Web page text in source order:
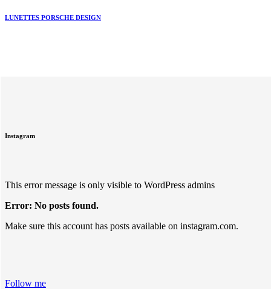
LUNETTES PORSCHE DESIGN
Instagram
This error message is only visible to WordPress admins
Error: No posts found.
Make sure this account has posts available on instagram.com.
Follow me